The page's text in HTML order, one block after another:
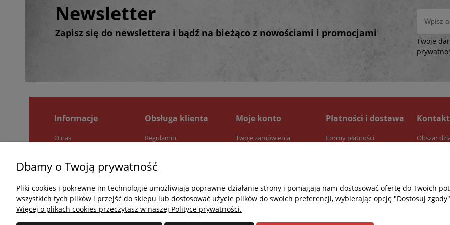
Newsletter
Zapisz się do newslettera i bądź na bieżąco z nowościami i promocjami
Twoje
Informacje
O nas
Jak kupować?
Obsługa klienta
Regulamin
Polityka prywatności
Moje konto
Twoje zamówienia
Płatności i dostawa
Formy płatności
Kontakt
Obszar
Dbamy o Twoją prywatność
Pliki cookies i pokrewne im technologie umożliwiają poprawne działanie strony i pomagają nam dostosować ofertę do Twoich
wszystkich tych plików i przejść do sklepu lub dostosować użycie plików do swoich preferencji, wybierając opcję "Dostosuj
Więcej o plikach cookies przeczytasz w naszej Polityce prywatności.